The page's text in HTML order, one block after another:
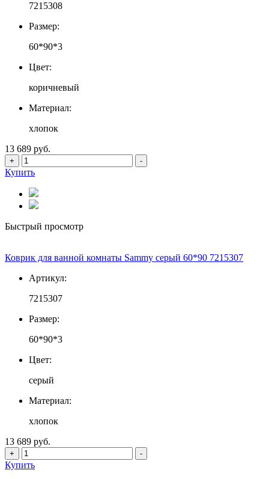
7215308
Размер:
60*90*3
Цвет:
коричневый
Материал:
хлопок
13 689 руб.
+ -
Купить
Быстрый просмотр
Коврик для ванной комнаты Sammy серый 60*90 7215307
Артикул:
7215307
Размер:
60*90*3
Цвет:
серый
Материал:
хлопок
13 689 руб.
+ -
Купить